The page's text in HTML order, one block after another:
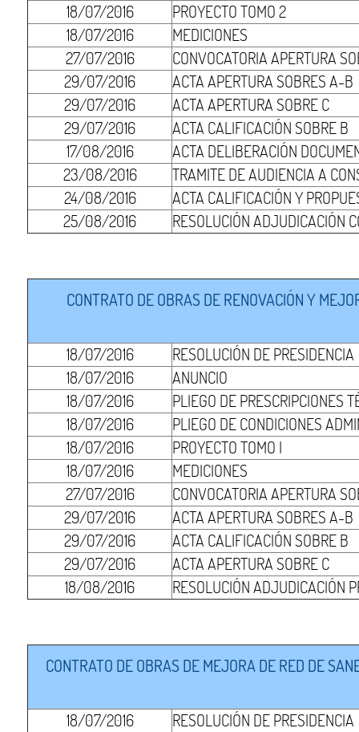
18/07/2016
PROYECTO TOMO 2
18/07/2016
MEDICIONES
27/07/2016
CONVOCATORIA APERTURA
29/07/2016
ACTA APERTURA SOBRES A-B
29/07/2016
ACTA APERTURA SOBRE C
29/07/2016
ACTA CALIFICACIÓN SOBRE B
17/08/2016
ACTA DELIBERACIÓN
23/08/2016
TRAMITE DE AUDIENCIA A
24/08/2016
ACTA CALIFICACIÓN Y
25/08/2016
RESOLUCIÓN ADJUDICACIÓN
CONTRATO DE OBRAS DE RENOVACIÓN Y
18/07/2016
RESOLUCIÓN DE PRESIDENCIA
18/07/2016
ANUNCIO
18/07/2016
PLIEGO DE PRESCRIPCIONES
18/07/2016
PLIEGO DE CONDICIONES
18/07/2016
PROYECTO TOMO I
18/07/2016
MEDICIONES
27/07/2016
CONVOCATORIA APERTURA
29/07/2016
ACTA APERTURA SOBRES A-B
29/07/2016
ACTA CALIFICACIÓN SOBRE B
29/07/2016
ACTA APERTURA SOBRE C
18/08/2016
RESOLUCIÓN ADJUDICACIÓN
CONTRATO DE OBRAS DE MEJORA DE RED DE
18/07/2016
RESOLUCIÓN DE PRESIDENCIA